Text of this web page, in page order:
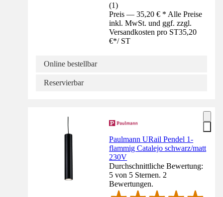
(1)
Preis — 35,20 € * Alle Preise
inkl. MwSt. und ggf. zzgl.
Versandkosten pro ST35,20
€*/ ST
Online bestellbar
Reservierbar
Paulmann URail Pendel 1-
flammig Catalejo schwarz/matt
230V
Durchschnittliche Bewertung:
5 von 5 Sternen. 2
Bewertungen.